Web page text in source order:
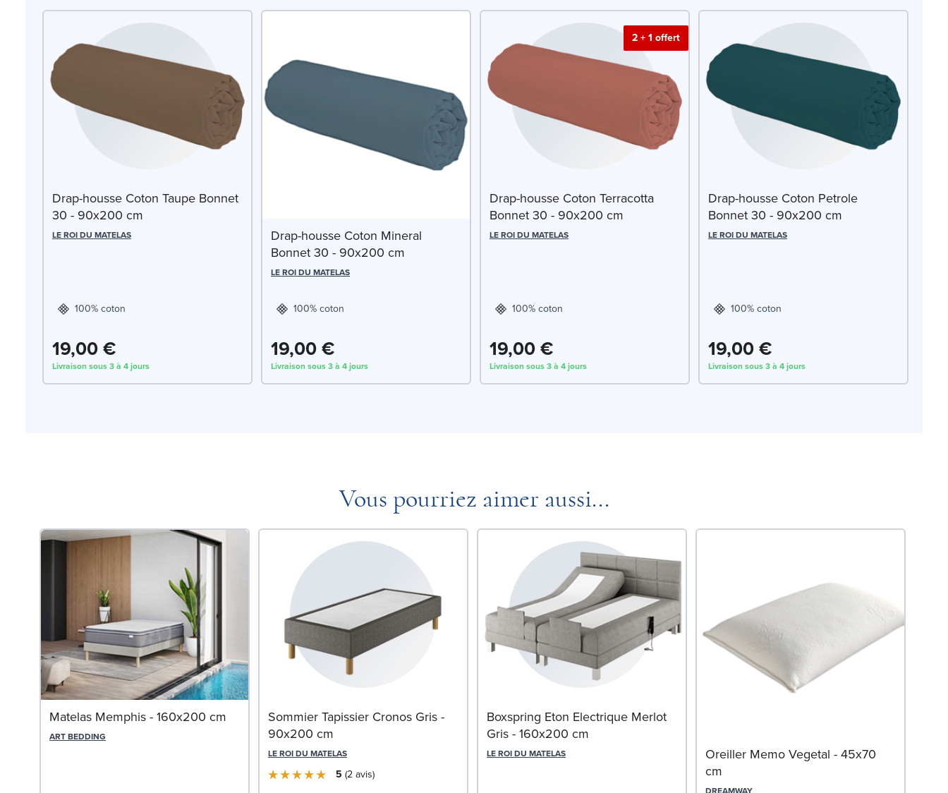
Drap-housse Coton Taupe Bonnet
30 - 90x200 cm
LE ROI DU MATELAS
100% coton
19,00 €
Livraison sous 3 à 4 jours
Drap-housse Coton Mineral
Bonnet 30 - 90x200 cm
LE ROI DU MATELAS
100% coton
19,00 €
Livraison sous 3 à 4 jours
2 + 1 offert
Drap-housse Coton Terracotta
Bonnet 30 - 90x200 cm
LE ROI DU MATELAS
100% coton
19,00 €
Livraison sous 3 à 4 jours
Drap-housse Coton Petrole
Bonnet 30 - 90x200 cm
LE ROI DU MATELAS
100% coton
19,00 €
Livraison sous 3 à 4 jours
Vous pourriez aimer aussi...
Matelas Memphis - 160x200 cm
ART BEDDING
Sommier Tapissier Cronos Gris -
90x200 cm
LE ROI DU MATELAS
5 2avis
Boxspring Eton Electrique Merlot
Gris - 160x200 cm
LE ROI DU MATELAS
Oreiller Memo Vegetal - 45x70
cm